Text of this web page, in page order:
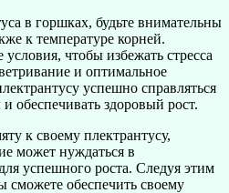
в горшках, будьте внимательны
к температуре корней.
чтобы избежать стресса
и оптимальное
успешно справляться
обеспечивать здоровый рост.
к своему плектрантусу,
может нуждаться в
успешного роста. Следуя этим
обеспечить своему